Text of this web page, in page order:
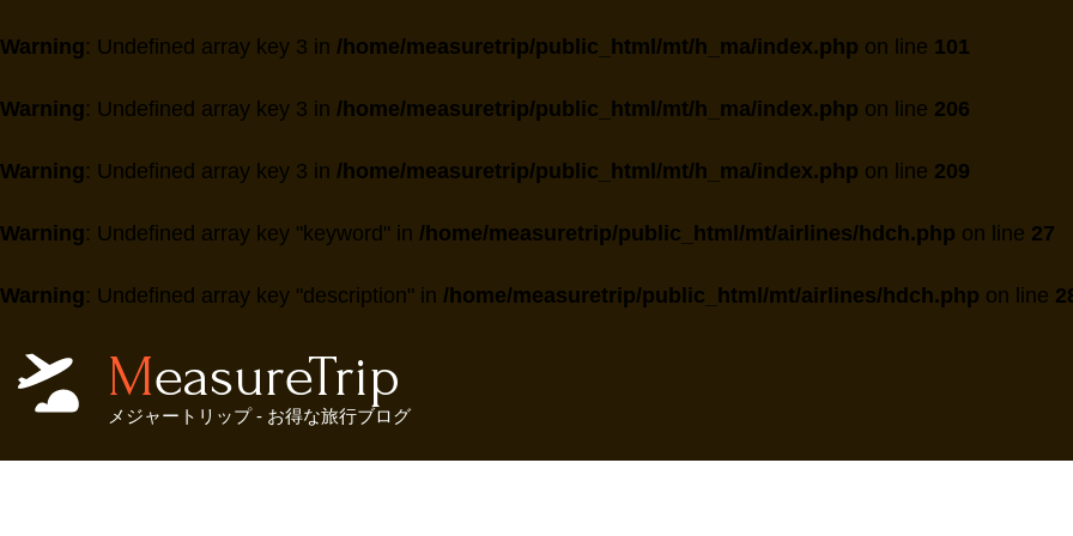
Warning: Undefined array key 3 in /home/measuretrip/public_html/mt/h_ma/index.php on line 101
Warning: Undefined array key 3 in /home/measuretrip/public_html/mt/h_ma/index.php on line 206
Warning: Undefined array key 3 in /home/measuretrip/public_html/mt/h_ma/index.php on line 209
Warning: Undefined array key "keyword" in /home/measuretrip/public_html/mt/airlines/hdch.php on line 27
Warning: Undefined array key "description" in /home/measuretrip/public_html/mt/airlines/hdch.php on line
MeasureTrip
メジャートリップ - お得な旅行ブログ